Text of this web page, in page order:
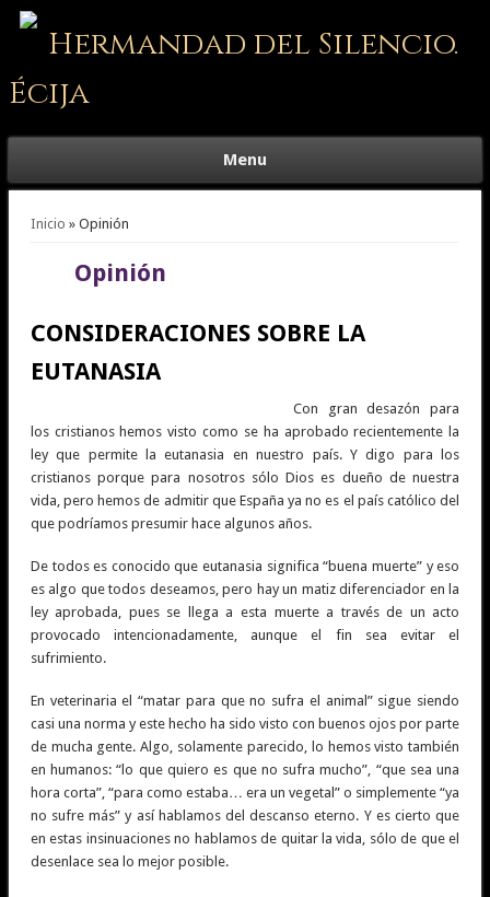
Hermandad del Silencio.
Écija
Menu
Se encuentra usted aquí
Inicio » Opinión
Opinión
CONSIDERACIONES SOBRE LA
EUTANASIA
Con gran desazón para
los cristianos hemos visto como se ha aprobado recientemente la
ley que permite la eutanasia en nuestro país. Y digo para los
cristianos porque para nosotros sólo Dios es dueño de nuestra
vida, pero hemos de admitir que España ya no es el país católico del
que podríamos presumir hace algunos años.
De todos es conocido que eutanasia significa “buena muerte” y eso
es algo que todos deseamos, pero hay un matiz diferenciador en la
ley aprobada, pues se llega a esta muerte a través de un acto
provocado intencionadamente, aunque el fin sea evitar el
sufrimiento.
En veterinaria el “matar para que no sufra el animal” sigue siendo
casi una norma y este hecho ha sido visto con buenos ojos por parte
de mucha gente. Algo, solamente parecido, lo hemos visto también
en humanos: “lo que quiero es que no sufra mucho”, “que sea una
hora corta”, “para como estaba… era un vegetal” o simplemente “ya
no sufre más” y así hablamos del descanso eterno. Y es cierto que
en estas insinuaciones no hablamos de quitar la vida, sólo de que el
desenlace sea lo mejor posible.